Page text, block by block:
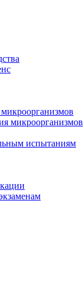
микроорганизмов
микроорганизмов
испытаниям